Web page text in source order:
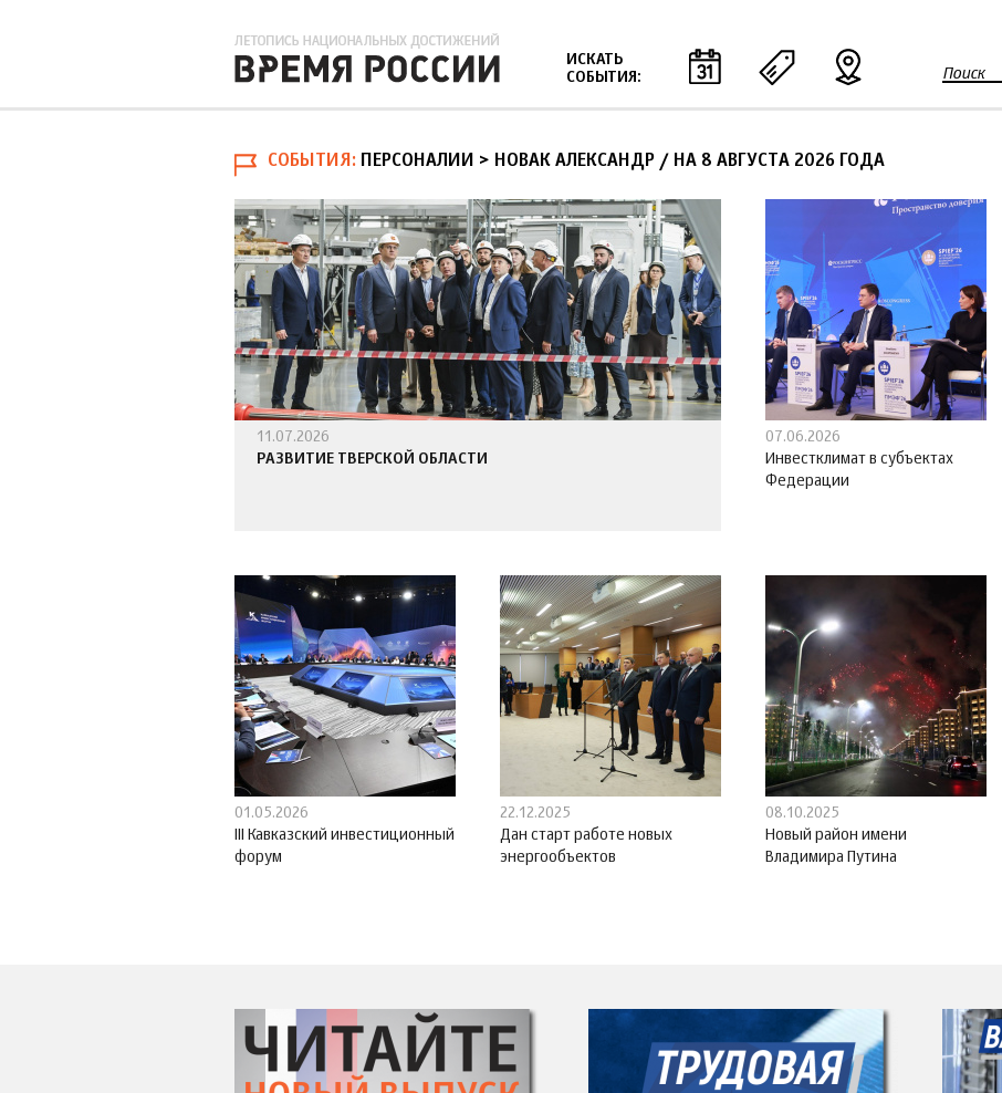
ИСКАТЬ
СОБЫТИЯ:
м
п
и
к
а
Поиск
СОБЫТИЯ ПЕРСОНАЛИИ > НОВАК АЛЕКСАНДР / НА 8 АВГУСТА 2026 ГОДА
11.07.2026
РАЗВИТИЕ ТВЕРСКОЙ ОБЛАСТИ
07.06.2026
Инвестклимат в субъектах
Федерации
01.05.2026
III Кавказский инвестиционный
форум
22.12.2025
Дан старт работе новых
энергообъектов
08.10.2025
Новый район имени
Владимира Путина